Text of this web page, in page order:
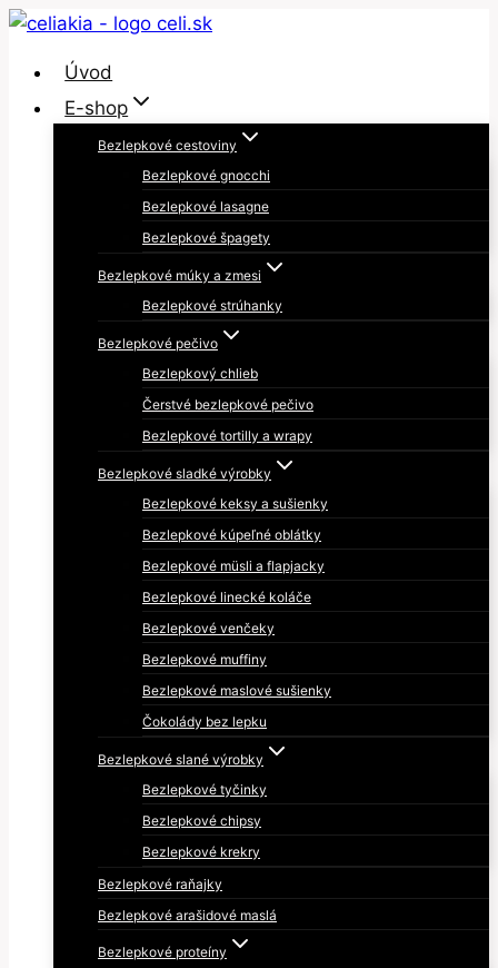
Skip
contentÚvod
E-shop
Bezlepkové cestoviny
Bezlepkové gnocchi
Bezlepkové lasagne
Bezlepkové špagety
Bezlepkové múky a zmesi
Bezlepkové strúhanky
Bezlepkové pečivo
Bezlepkový chlieb
Čerstvé bezlepkové pečivo
Bezlepkové tortilly a wrapy
Bezlepkové sladké výrobky
Bezlepkové keksy a sušienky
Bezlepkové kúpeľné oblátky
Bezlepkové müsli a flapjacky
Bezlepkové linecké koláče
Bezlepkové venčeky
Bezlepkové muffiny
Bezlepkové maslové sušienky
Čokolády bez lepku
Bezlepkové slané výrobky
Bezlepkové tyčinky
Bezlepkové chipsy
Bezlepkové krekry
Bezlepkové raňajky
Bezlepkové arašidové maslá
Bezlepkové proteíny